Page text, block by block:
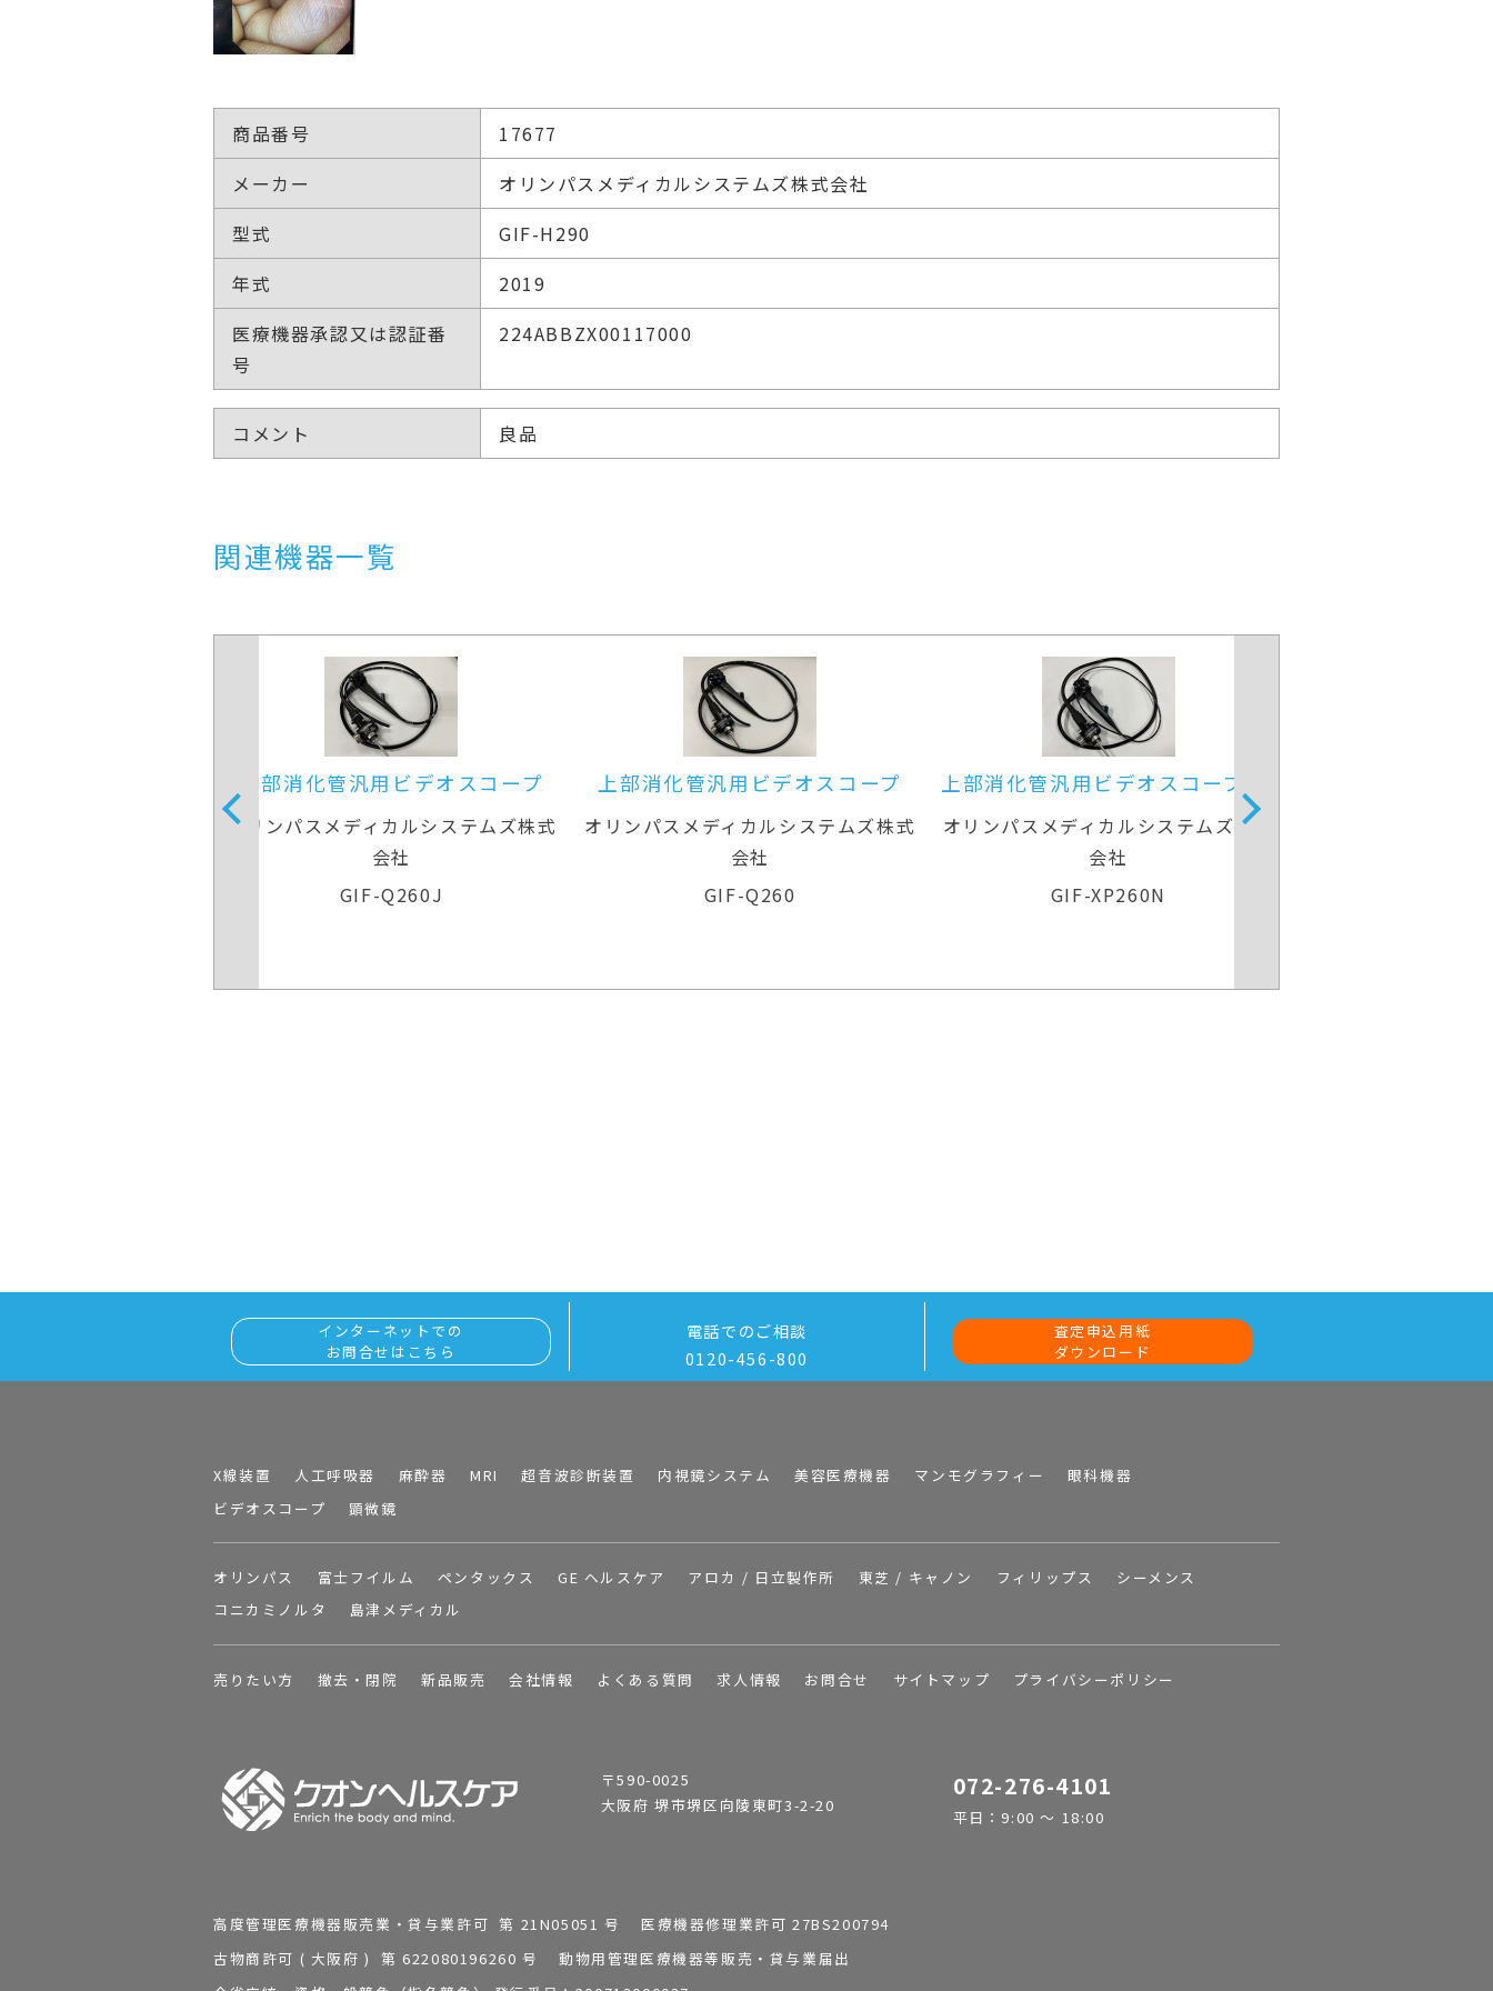
商品番号
17677
メーカー
オリンパスメディカルシステムズ株式会社
型式
GIF-H290
年式
2019
医療機器承認又は認証番
号
224ABBZX00117000
コメント 良品
関連機器一覧
上部消化管汎用ビデオスコープ
オリンパスメディカルシステムズ株式
会社
GIF-Q260
上部消化管汎用ビデオスコープ(径
鼻対応)
オリンパスメディカルシステムズ株式
会社
GIF-XP260N
上部消化管汎用ビデオスコープ
オリンパスメディカルシステムズ株式
会社
GIF-H260
インターネットでの
お問合せはこちら
電話でのご相談
0120-456-800
査定申込用紙
ダウンロード
X線装置 人工呼吸器 麻酔器 MRI 超音波診断装置 内視鏡システム 美容医療機器 マンモグラフィー
眼科機器
ビデオスコープ
顕微鏡
オリンパス 富士フイルム ペンタックス GE ヘルスケア アロカ / 日立製作所 東芝 / キャノン フィリップス
シーメンス
コニカミノルタ
島津メディカル
売りたい方 撤去・閉院 新品販売 会社情報 よくある質問 求人情報 お問合せ サイトマップ プライバシーポリシー
〒590-0025
大阪府 堺市堺区向陵東町3-2-20
072-276-4101
平日：9:00 ～ 18:00
高度管理医療機器販売業・貸与業許可 第 21N05051 号 医療機器修理業許可 27BS200794
古物商許可 ( 大阪府 ) 第 622080196260 号 動物用管理医療機器等販売・貸与業届出